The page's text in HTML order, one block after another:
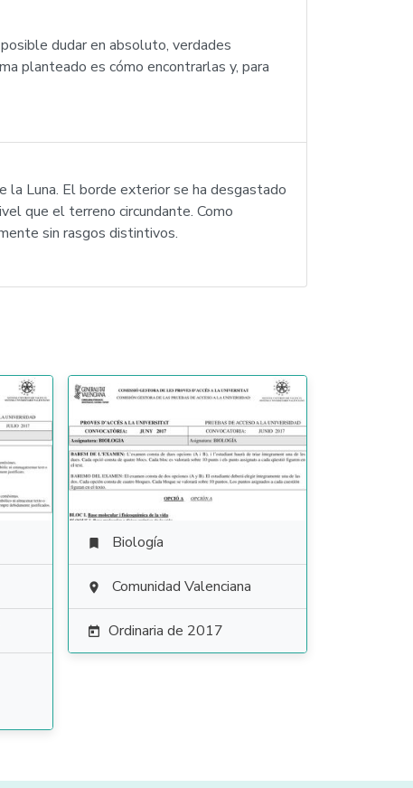
dudar en absoluto, verdades
planteado es cómo encontrarlas y, para
la Luna. El borde exterior se ha desgastado
que el terreno circundante. Como
sin rasgos distintivos.
 Biología
 Comunidad Valenciana
 Ordinaria de 2017